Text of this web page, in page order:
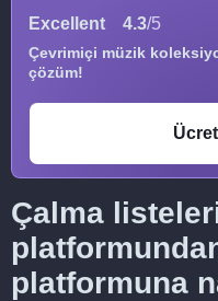
Excellent 4.3/5
Çevrimiçi müzik
çözüm!
Çalma
platformuna